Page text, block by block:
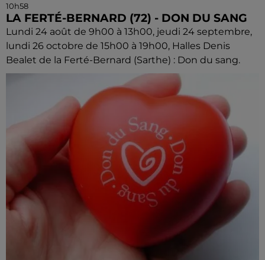
10h58
LA FERTÉ-BERNARD (72) - DON DU SANG
Lundi 24 août de 9h00 à 13h00, jeudi 24 septembre,
lundi 26 octobre de 15h00 à 19h00, Halles Denis
Bealet de la Ferté-Bernard (Sarthe) : Don du sang.